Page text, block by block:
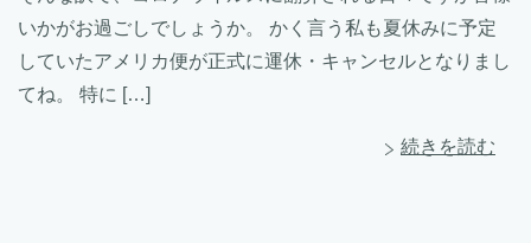
いかがお過ごしでしょうか。 かく言う私も夏休みに予定
していたアメリカ便が正式に運休・キャンセルとなりまし
てね。 特に […]
続きを読む